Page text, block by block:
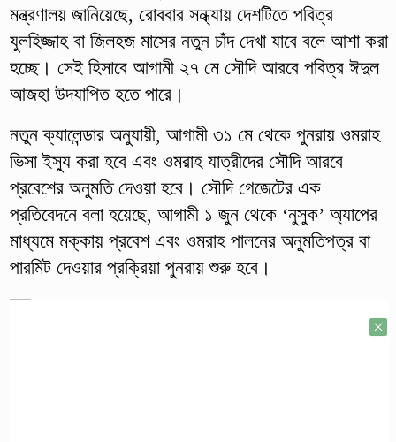
মন্ত্রণালয় জানিয়েছে, রোববার সন্ধ্যায় দেশটিতে পবিত্র
যুলহিজ্জাহ বা জিলহজ মাসের নতুন চাঁদ দেখা যাবে বলে আশা করা
হচ্ছে। সেই হিসাবে আগামী ২৭ মে সৌদি আরবে পবিত্র ঈদুল
আজহা উদযাপিত হতে পারে।
নতুন ক্যালেন্ডার অনুযায়ী, আগামী ৩১ মে থেকে পুনরায় ওমরাহ
ভিসা ইস্যু করা হবে এবং ওমরাহ যাত্রীদের সৌদি আরবে
প্রবেশের অনুমতি দেওয়া হবে। সৌদি গেজেটের এক
প্রতিবেদনে বলা হয়েছে, আগামী ১ জুন থেকে ‘নুসুক’ অ্যাপের
মাধ্যমে মক্কায় প্রবেশ এবং ওমরাহ পালনের অনুমতিপত্র বা
পারমিট দেওয়ার প্রক্রিয়া পুনরায় শুরু হবে।